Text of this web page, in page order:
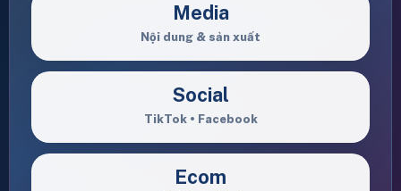
Media
Nội dung & sản xuất
Social
TikTok • Facebook
Ecom